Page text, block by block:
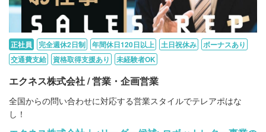
正社員 完全週休2日制 年間休日120日以上 土日祝休み
ボーナスあり
交通費支給
資格取得支援あり 未経験者OK
エクネス株式会社 / 営業・企画営業
全国からの問い合わせに対応する営業スタイルでテレアポはな
し！